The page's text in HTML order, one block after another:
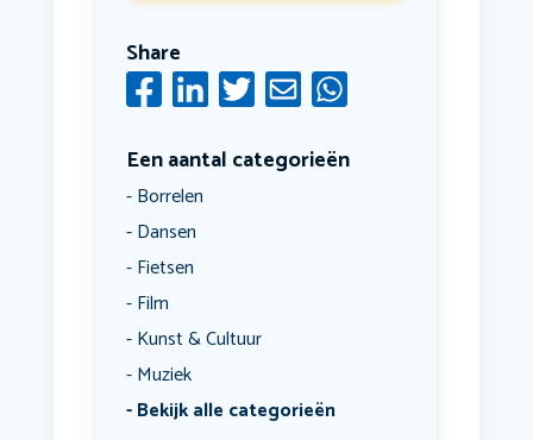
Share
Een aantal categorieën
Borrelen
Dansen
Fietsen
Film
Kunst & Cultuur
Muziek
Bekijk alle categorieën